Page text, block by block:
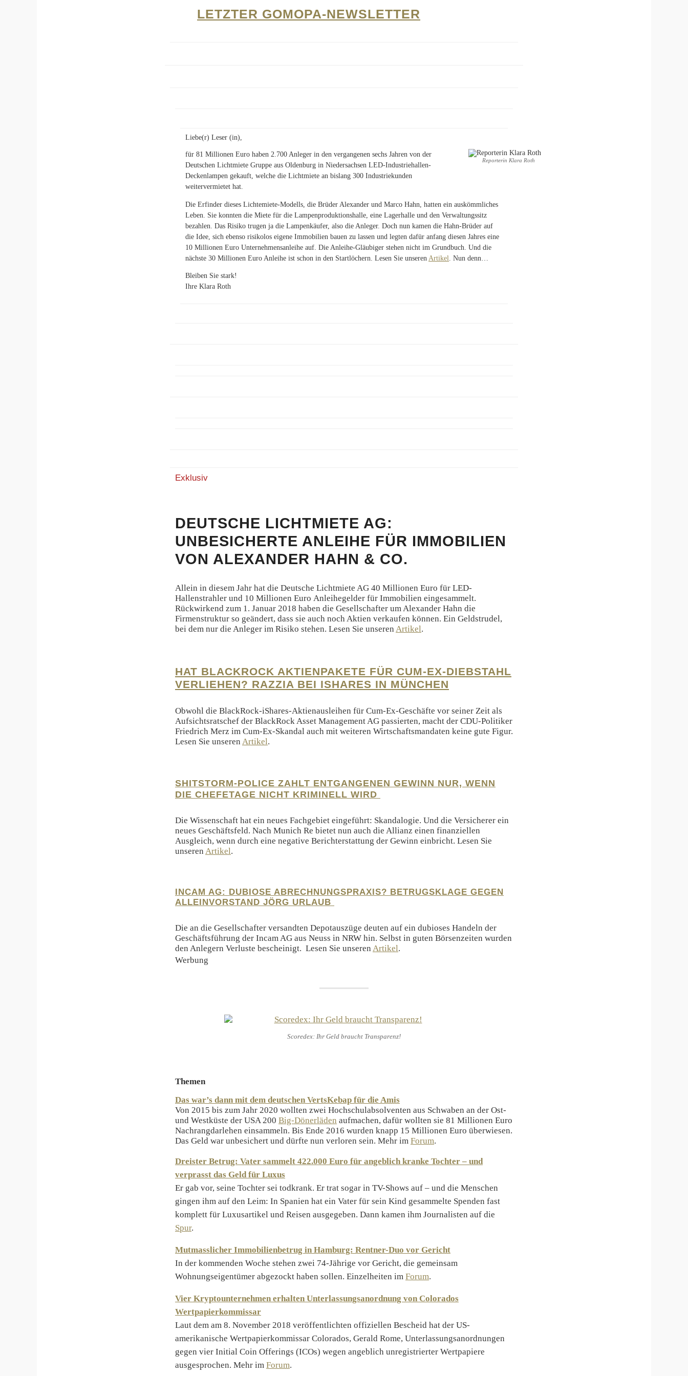
LETZTER GOMOPA-NEWSLETTER
Liebe(r) Leser (in),
Reporterin Klara Roth
für 81 Millionen Euro haben 2.700 Anleger in den vergangenen sechs Jahren von der
Deutschen Lichtmiete Gruppe aus Oldenburg in Niedersachsen LED-Industriehallen-
Deckenlampen gekauft, welche die Lichtmiete an bislang 300 Industriekunden
weitervermietet hat.
Die Erfinder dieses Lichtemiete-Modells, die Brüder Alexander und Marco Hahn, hatten ein auskömmliches
Leben. Sie konnten die Miete für die Lampenproduktionshalle, eine Lagerhalle und den Verwaltungssitz
bezahlen. Das Risiko trugen ja die Lampenkäufer, also die Anleger. Doch nun kamen die Hahn-Brüder auf
die Idee, sich ebenso risikolos eigene Immobilien bauen zu lassen und legten dafür anfang diesen Jahres eine
10 Millionen Euro Unternehmensanleihe auf. Die Anleihe-Gläubiger stehen nicht im Grundbuch. Und die
nächste 30 Millionen Euro Anleihe ist schon in den Startlöchern. Lesen Sie unseren Artikel . Nun denn…
Bleiben Sie stark!
Ihre Klara Roth
Exklusiv
DEUTSCHE LICHTMIETE AG:
UNBESICHERTE ANLEIHE FÜR IMMOBILIEN
VON ALEXANDER HAHN & CO.
Allein in diesem Jahr hat die Deutsche Lichtmiete AG 40 Millionen Euro für LED-
Hallenstrahler und 10 Millionen Euro Anleihegelder für Immobilien eingesammelt.
Rückwirkend zum 1. Januar 2018 haben die Gesellschafter um Alexander Hahn die
Firmenstruktur so geändert, dass sie auch noch Aktien verkaufen können. Ein Geldstrudel,
bei dem nur die Anleger im Risiko stehen. Lesen Sie unseren Artikel.
HAT BLACKROCK AKTIENPAKETE FÜR CUM-EX-DIEBSTAHL
VERLIEHEN? RAZZIA BEI ISHARES IN MÜNCHEN
Obwohl die BlackRock-iShares-Aktienausleihen für Cum-Ex-Geschäfte vor seiner Zeit als
Aufsichtsratschef der BlackRock Asset Management AG passierten, macht der CDU-Politiker
Friedrich Merz im Cum-Ex-Skandal auch mit weiteren Wirtschaftsmandaten keine gute Figur.
Lesen Sie unseren Artikel.
SHITSTORM-POLICE ZAHLT ENTGANGENEN GEWINN NUR, WENN
DIE CHEFETAGE NICHT KRIMINELL WIRD
Die Wissenschaft hat ein neues Fachgebiet eingeführt: Skandalogie. Und die Versicherer ein
neues Geschäftsfeld. Nach Munich Re bietet nun auch die Allianz einen finanziellen
Ausgleich, wenn durch eine negative Berichterstattung der Gewinn einbricht. Lesen Sie
unseren Artikel.
INCAM AG: DUBIOSE ABRECHNUNGSPRAXIS? BETRUGSKLAGE GEGEN
ALLEINVORSTAND JÖRG URLAUB
Die an die Gesellschafter versandten Depotauszüge deuten auf ein dubioses Handeln der
Geschäftsführung der Incam AG aus Neuss in NRW hin. Selbst in guten Börsenzeiten wurden
den Anlegern Verluste bescheinigt. Lesen Sie unseren Artikel.
Werbung
Scoredex: Ihr Geld braucht Transparenz!
Themen
Das war’s dann mit dem deutschen VertsKebap für die Amis
Von 2015 bis zum Jahr 2020 wollten zwei Hochschulabsolventen aus Schwaben an der Ost-
und Westküste der USA 200 Big-Dönerläden aufmachen, dafür wollten sie 81 Millionen Euro
Nachrangdarlehen einsammeln. Bis Ende 2016 wurden knapp 15 Millionen Euro überwiesen.
Das Geld war unbesichert und dürfte nun verloren sein. Mehr im Forum.
Dreister Betrug: Vater sammelt 422.000 Euro für angeblich kranke Tochter – und
verprasst das Geld für Luxus
Er gab vor, seine Tochter sei todkrank. Er trat sogar in TV-Shows auf – und die Menschen
gingen ihm auf den Leim: In Spanien hat ein Vater für sein Kind gesammelte Spenden fast
komplett für Luxusartikel und Reisen ausgegeben. Dann kamen ihm Journalisten auf die
Spur.
Mutmasslicher Immobilienbetrug in Hamburg: Rentner-Duo vor Gericht
In der kommenden Woche stehen zwei 74-Jährige vor Gericht, die gemeinsam
Wohnungseigentümer abgezockt haben sollen. Einzelheiten im Forum.
Vier Kryptounternehmen erhalten Unterlassungsanordnung von Colorados
Wertpapierkommissar
Laut dem am 8. November 2018 veröffentlichten offiziellen Bescheid hat der US-
amerikanische Wertpapierkommissar Colorados, Gerald Rome, Unterlassungsanordnungen
gegen vier Initial Coin Offerings (ICOs) wegen angeblich unregistrierter Wertpapiere
ausgesprochen. Mehr im Forum.